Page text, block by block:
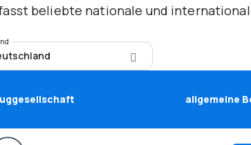
beliebte nationale und
allgemeine